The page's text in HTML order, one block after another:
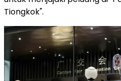
Tiongkok".